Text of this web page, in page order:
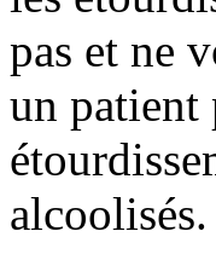
pas et ne
un patient
alcoolisés.